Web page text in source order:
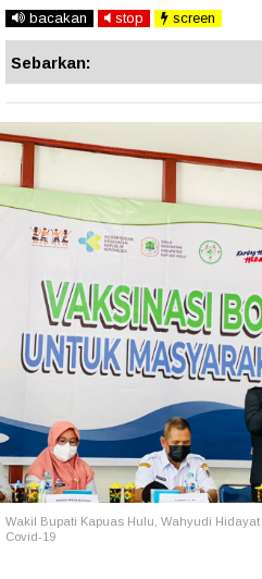
bacakan stop screen
Sebarkan:
Wakil Bupati Kapuas Hulu, Wahyudi
Covid-19